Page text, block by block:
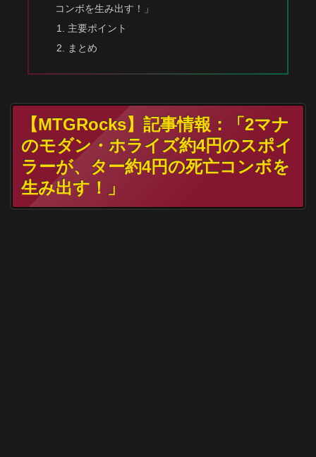
コンボを生み出す！」
主要ポイント
まとめ
【MTGRocks】記事情報：「2マナ
のモダン・ホライズ約4円のスポイ
ラーが、ター約4円の死亡コンボを
生み出す！」